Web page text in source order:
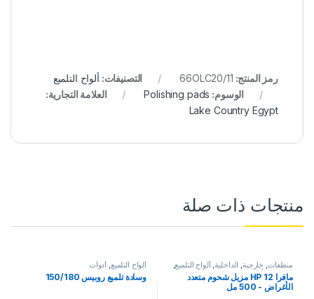
رمز المنتج: 66OLC20/11 التصنيفات: ألواح التلميع
الوسوم: Polishing pads
العلامة التجارية:
Lake Country Egypt
منتجات ذات صلة
منظفات خارجية الداخلية,ألواح التلميع
المنتجات ,أدواتمافرا HP 12 مزيل شحوم متعدد
الأغراض - 500 مل
ألواح التلميع أدوات
وسادة تلميع روبيس 150/180